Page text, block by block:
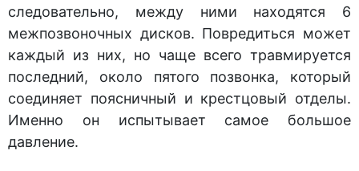
следовательно, между ними находятся 6
межпозвоночных дисков. Повредиться может
каждый из них, но чаще всего травмируется
последний, около пятого позвонка, который
соединяет поясничный и крестцовый отделы.
Именно он испытывает самое большое
давление.